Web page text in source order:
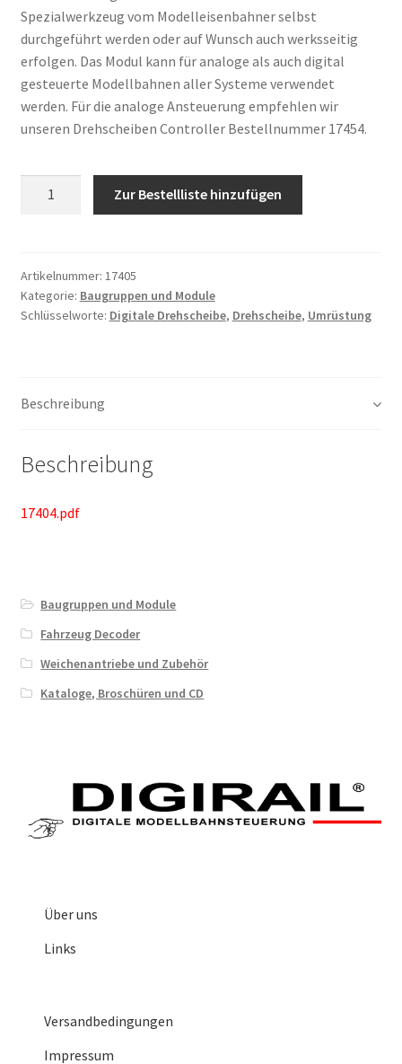
Spezialwerkzeug vom Modelleisenbahner selbst
durchgeführt werden oder auf Wunsch auch werksseitig
erfolgen. Das Modul kann für analoge als auch digital
gesteuerte Modellbahnen aller Systeme verwendet
werden. Für die analoge Ansteuerung empfehlen wir
unseren Drehscheiben Controller Bestellnummer 17454.
Anzahl Zur Bestellliste hinzufügen
Artikelnummer: 17405
Kategorie: Baugruppen und Module
Schlüsselworte: Digitale Drehscheibe, Drehscheibe, Umrüstung
Beschreibung
Beschreibung
17404.pdf
Baugruppen und Module
Fahrzeug Decoder
Weichenantriebe und Zubehör
Kataloge, Broschüren und CD
Über uns
Links
Versandbedingungen
Impressum